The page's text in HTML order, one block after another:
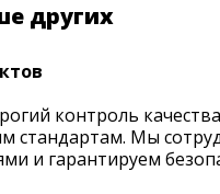
других
контроль
стандартам. Мы
и гарантируем